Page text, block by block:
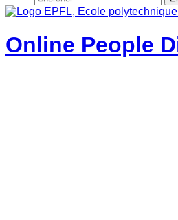
Online People